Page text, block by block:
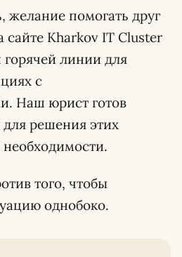
желание помогать друг
сайте Kharkov IT Cluster
линии для
с
Наш юрист готов
решения этих
необходимости.
того, чтобы
однобоко.